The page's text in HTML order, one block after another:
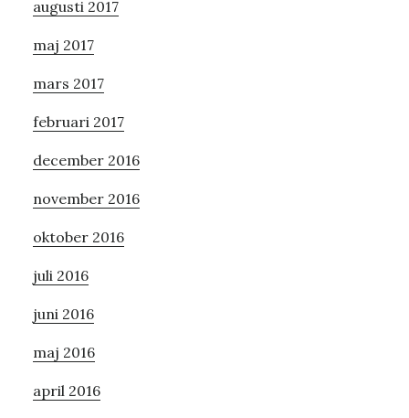
augusti 2017
maj 2017
mars 2017
februari 2017
december 2016
november 2016
oktober 2016
juli 2016
juni 2016
maj 2016
april 2016